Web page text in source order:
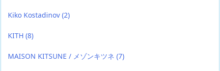
Kiko Kostadinov (2)
KITH (8)
MAISON KITSUNE / メゾンキツネ (7)